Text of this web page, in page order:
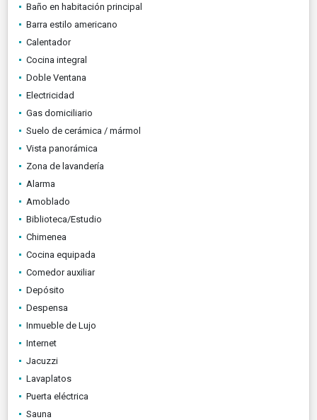
Baño en habitación principal
Barra estilo americano
Calentador
Cocina integral
Doble Ventana
Electricidad
Gas domiciliario
Suelo de cerámica / mármol
Vista panorámica
Zona de lavandería
Alarma
Amoblado
Biblioteca/Estudio
Chimenea
Cocina equipada
Comedor auxiliar
Depósito
Despensa
Inmueble de Lujo
Internet
Jacuzzi
Lavaplatos
Puerta eléctrica
Sauna